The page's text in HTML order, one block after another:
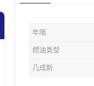
年限
燃油类型
几成新